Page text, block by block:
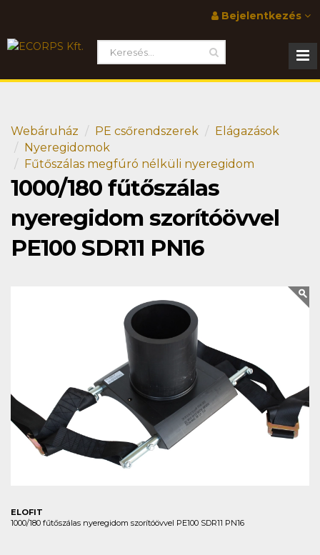
Bejelentkezés
Webáruház PE csőrendszerek
Elágazások
Nyeregidomok
Fűtőszálas megfúró nélküli nyeregidom
1000/180 fűtőszálas
nyeregidom szorítóövvel
PE100 SDR11 PN16
ELOFIT
1000/180 fűtőszálas nyeregidom szorítóövvel PE100 SDR11 PN16